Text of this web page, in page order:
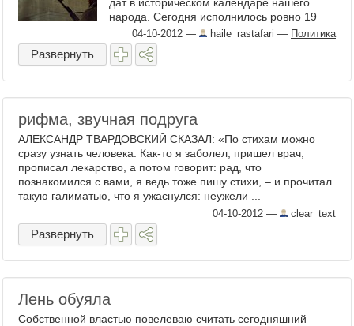
народа. Сегодня исполнилось ровно 19
лет с ...04-10-2012 — haile_rastafari — Политика
Развернуть
рифма, звучная подруга
АЛЕКСАНДР ТВАРДОВСКИЙ СКАЗАЛ: «По стихам можно
сразу узнать человека. Как-то я заболел, пришел врач,
прописал лекарство, а потом говорит: рад, что
познакомился с вами, я ведь тоже пишу стихи, – и прочитал
такую галиматью, что я ужаснулся: неужели ...
04-10-2012 — clear_text
Развернуть
Лень обуяла
Собственной властью повелеваю считать сегодняшний